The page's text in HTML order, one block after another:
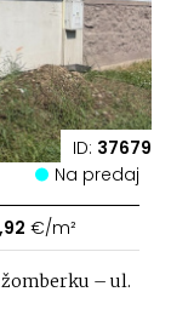
ID: 37679
Na predaj
€/m²
– ul.